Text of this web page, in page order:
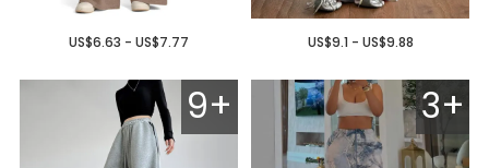
US$6.63 - US$7.77 US$9.1 - US$9.88
9+ 3+